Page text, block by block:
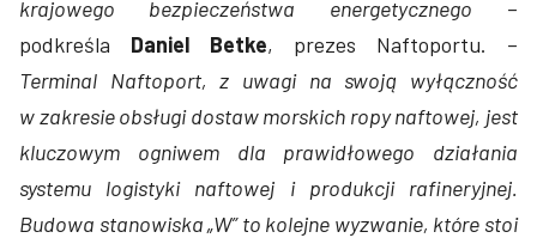
krajowego bezpieczeństwa energetycznego –
podkreśla Daniel Betke, prezes Naftoportu. –
Terminal Naftoport, z uwagi na swoją wyłączność
w zakresie obsługi dostaw morskich ropy naftowej, jest
kluczowym ogniwem dla prawidłowego działania
systemu logistyki naftowej i produkcji rafineryjnej.
Budowa stanowiska „W” to kolejne wyzwanie, które stoi